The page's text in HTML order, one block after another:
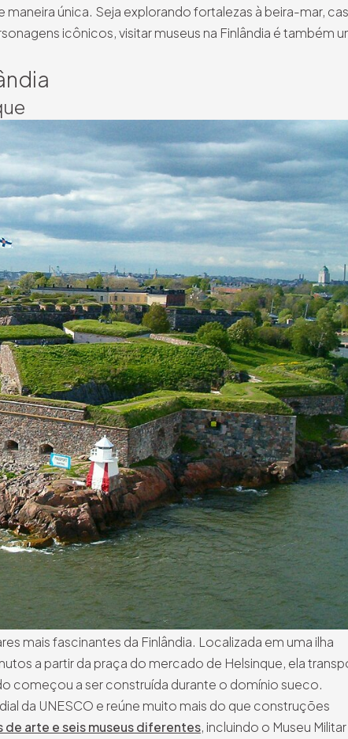
única. Seja explorando fortalezas à beira-mar,
icônicos, visitar museus na Finlândia é também
mais fascinantes da Finlândia. Localizada em uma ilha
a partir da praça do mercado de Helsinque, ela
começou a ser construída durante o domínio sueco.
da UNESCO e reúne muito mais do que construções
de arte e seis museus diferentes, incluindo o Museu